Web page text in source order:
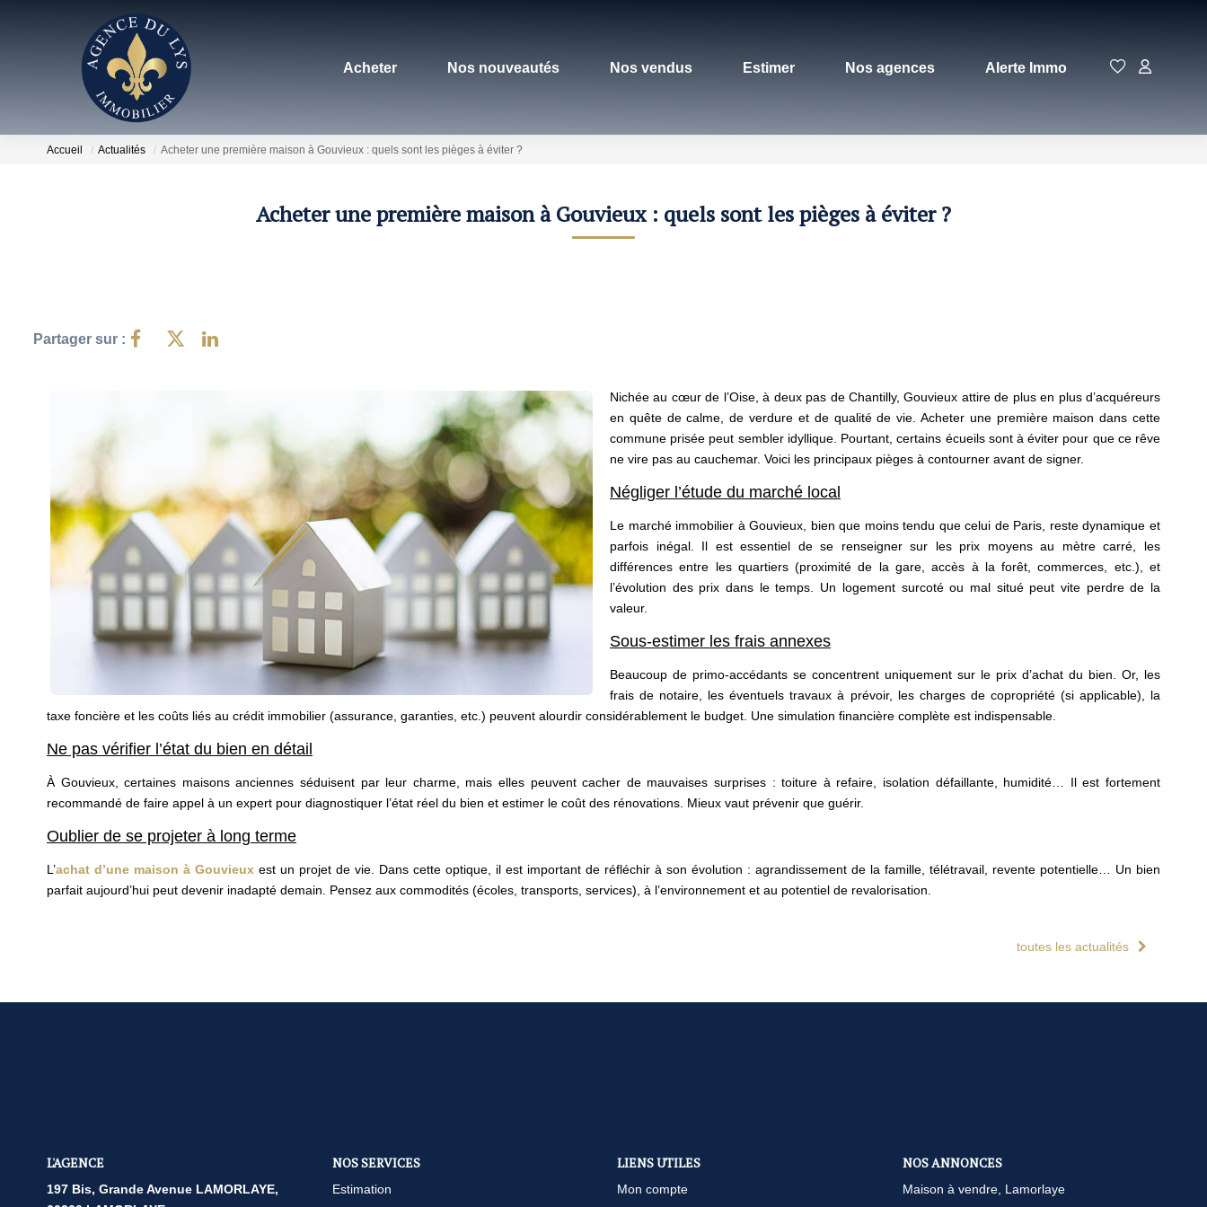
Acheter Nos nouveautés Nos vendus Estimer Nos agences Alerte Immo
Accueil Actualités Acheter une première maison à Gouvieux : quels sont les pièges à éviter ?
Acheter une première maison à Gouvieux : quels sont les pièges à éviter ?
Partager sur :
Nichée au cœur de l’Oise, à deux pas de Chantilly, Gouvieux attire de plus en plus d’acquéreurs
en quête de calme, de verdure et de qualité de vie. Acheter une première maison dans cette
commune prisée peut sembler idyllique. Pourtant, certains écueils sont à éviter pour que ce rêve
ne vire pas au cauchemar. Voici les principaux pièges à contourner avant de signer.
Négliger l’étude du marché local
Le marché immobilier à Gouvieux, bien que moins tendu que celui de Paris, reste dynamique et
parfois inégal. Il est essentiel de se renseigner sur les prix moyens au mètre carré, les
différences entre les quartiers (proximité de la gare, accès à la forêt, commerces, etc.), et
l’évolution des prix dans le temps. Un logement surcoté ou mal situé peut vite perdre de la
valeur.
Sous-estimer les frais annexes
Beaucoup de primo-accédants se concentrent uniquement sur le prix d’achat du bien. Or, les
frais de notaire, les éventuels travaux à prévoir, les charges de copropriété (si applicable), la
taxe foncière et les coûts liés au crédit immobilier (assurance, garanties, etc.) peuvent alourdir considérablement le budget. Une simulation financière complète est indispensable.
Ne pas vérifier l’état du bien en détail
À Gouvieux, certaines maisons anciennes séduisent par leur charme, mais elles peuvent cacher de mauvaises surprises : toiture à refaire, isolation défaillante, humidité… Il est fortement
recommandé de faire appel à un expert pour diagnostiquer l’état réel du bien et estimer le coût des rénovations. Mieux vaut prévenir que guérir.
Oublier de se projeter à long terme
L’achat d’une maison à Gouvieux est un projet de vie. Dans cette optique, il est important de réfléchir à son évolution : agrandissement de la famille, télétravail, revente potentielle… Un bien
parfait aujourd’hui peut devenir inadapté demain. Pensez aux commodités (écoles, transports, services), à l’environnement et au potentiel de revalorisation.
toutes les actualités
L'AGENCE
197 Bis, Grande Avenue LAMORLAYE,
NOS SERVICES
Estimation
LIENS UTILES
Mon compte
NOS ANNONCES
Maison à vendre, Lamorlaye